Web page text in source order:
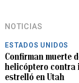
NOTICIAS
ESTADOS UNIDOS
Confirman muerte
helicóptero contra
estrelló en Utah